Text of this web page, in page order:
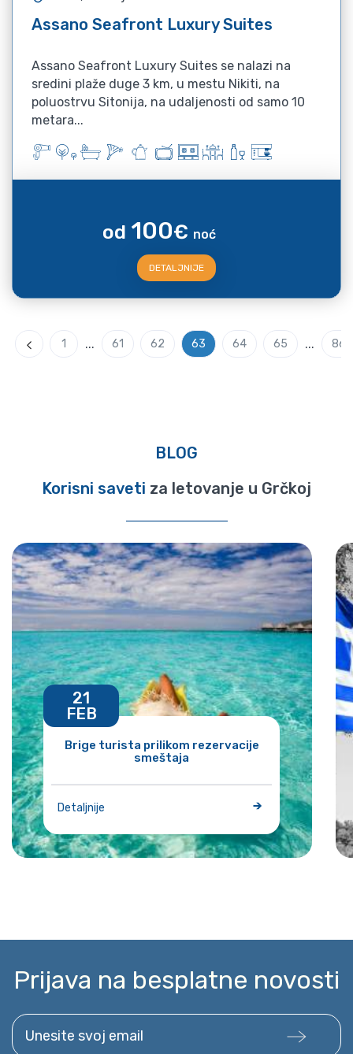
Assano Seafront Luxury Suites
Assano Seafront Luxury Suites se nalazi na
sredini plaže duge 3 km, u mestu Nikiti, na
poluostrvu Sitonija, na udaljenosti od samo 10
metara...
od 100€ noć
DETALJNIJE
Previous
1 ... 61 62 63 64 65 ... 86
BLOG
Korisni saveti za letovanje u Grčkoj
Brige turista prilikom rezervacije
smeštaja
Detaljnije
21
FEB
Prijava na besplatne novosti
Unesite svoj email